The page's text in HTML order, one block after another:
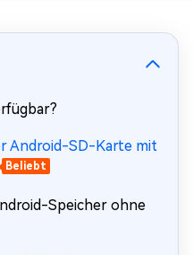
Android-SD-Karte mit
Beliebt
Speicher ohne